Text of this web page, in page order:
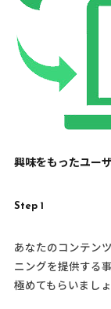
興味をもったユー
Step 1
あなたのコンテン
ニングを提供する
極めてもらいましょ